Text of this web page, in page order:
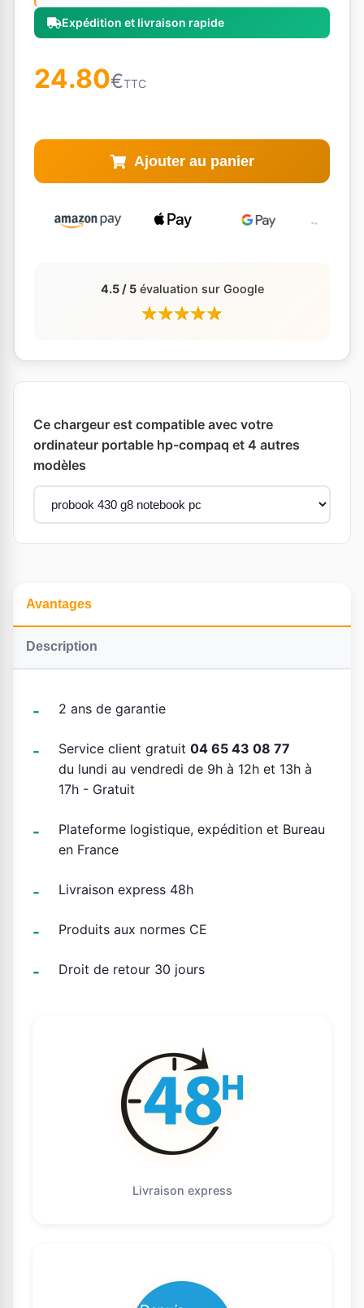
Expédition et livraison rapide
24.80€TTC
Ajouter au panier
4.5 / 5évaluation sur Google
Ce chargeur est compatible avec votre
ordinateur portable hp-compaq et 4 autres
modèles
Avantages
Description
2 ans de garantie
Service client gratuit 04 65 43 08 77
du lundi au vendredi de 9h à 12h et 13h à
17h - Gratuit
Plateforme logistique, expédition et Bureau
en France
Livraison express 48h
Produits aux normes CE
Droit de retour 30 jours
Livraison express